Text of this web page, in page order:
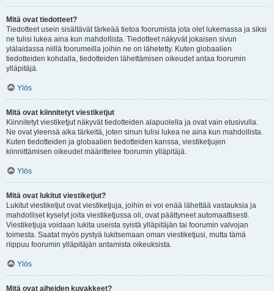
Mitä ovat tiedotteet?
Tiedotteet usein sisältävät tärkeää tietoa foorumista jota olet lukemassa ja siksi
ne tulisi lukea aina kun mahdollista. Tiedotteet näkyvät jokaisen sivun
ylälaidassa niillä foorumeilla joihin ne on lähetetty. Kuten globaalien
tiedotteiden kohdalla, tiedotteiden lähettämisen oikeudet antaa foorumin
ylläpitäjä.
Ylös
Mitä ovat kiinnitetyt viestiketjut
Kiinnitetyt viestiketjut näkyvät tiedotteiden alapuolella ja ovat vain etusivulla.
Ne ovat yleensä aika tärkeitä, joten sinun tulisi lukea ne aina kun mahdollista.
Kuten tiedotteiden ja globaalien tiedotteiden kanssa, viestiketjujen
kiinnittämisen oikeudet määrittelee foorumin ylläpitäjä.
Ylös
Mitä ovat lukitut viestiketjut?
Lukitut viestiketjut ovat viestiketjuja, joihin ei voi enää lähettää vastauksia ja
mahdolliset kyselyt joita viestiketjussa oli, ovat päättyneet automaattisesti.
Viestiketjuja voidaan lukita useista syistä ylläpitäjän tai foorumin valvojan
toimesta. Saatat myös pystyä lukitsemaan oman viestiketjusi, mutta tämä
riippuu foorumin ylläpitäjän antamista oikeuksista.
Ylös
Mitä ovat aiheiden kuvakkeet?